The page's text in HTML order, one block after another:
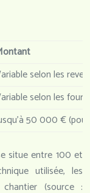
selon les
selon les
50 000 €
situe entre 100 et
utilisée, les
(source :